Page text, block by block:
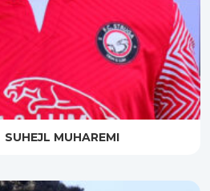
SUHEJL MUHAREMI